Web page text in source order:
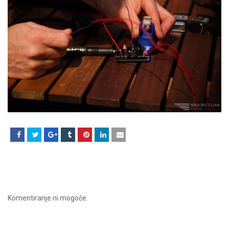
Komentiranje ni mogoče.